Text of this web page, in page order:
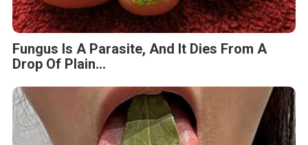
Fungus Is A Parasite, And It Dies From A
Drop Of Plain...